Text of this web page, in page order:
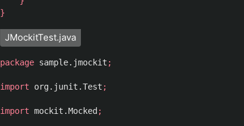
}
JMockitTest.java
package sample.jmockit ;
import org.junit.Test ;
import mockit.Mocked ;